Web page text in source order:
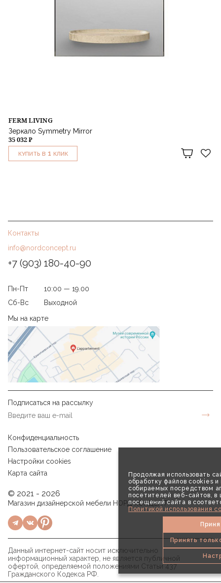
Продолжая использовать
обработку файлов cookies и
собираемых посредством
посетителей веб-сайтов, в
посещений сайта в
Политикой использования
Принять
FERM LIVING
Зеркало Symmetry Mirror
35 032 ₽
КУПИТЬ В 1 КЛИК
Контакты
info@nordconcept.ru
+7 (903) 180-40-90
Пн-Пт
10:00 — 19.00
Сб-Вс
Выходной
Мы на карте
Подписаться на рассылку
Конфиденциальность
Пользовательское соглашение
Настройки cookies
Карта сайта
© 2021 - 2026
Магазин дизайнерской мебели НОРД КОНЦЕПТ
Данный интернет-сайт носит исключительно
информационный характер, не является публичной
офертой, определяемой положениями Статьи 437
Гражданского Кодекса РФ.